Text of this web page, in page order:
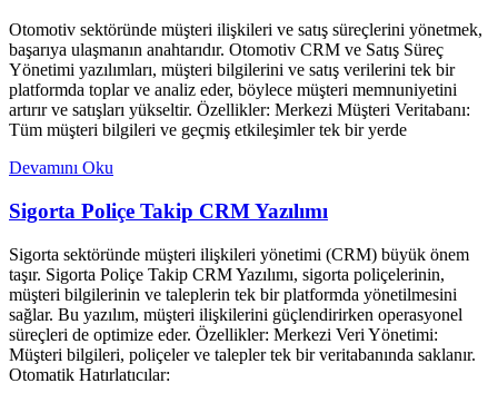
Otomotiv sektöründe müşteri ilişkileri ve satış süreçlerini yönetmek,
başarıya ulaşmanın anahtarıdır. Otomotiv CRM ve Satış Süreç
Yönetimi yazılımları, müşteri bilgilerini ve satış verilerini tek bir
platformda toplar ve analiz eder, böylece müşteri memnuniyetini
artırır ve satışları yükseltir. Özellikler: Merkezi Müşteri Veritabanı:
Tüm müşteri bilgileri ve geçmiş etkileşimler tek bir yerde
Devamını Oku
Sigorta Poliçe Takip CRM Yazılımı
Sigorta sektöründe müşteri ilişkileri yönetimi (CRM) büyük önem
taşır. Sigorta Poliçe Takip CRM Yazılımı, sigorta poliçelerinin,
müşteri bilgilerinin ve taleplerin tek bir platformda yönetilmesini
sağlar. Bu yazılım, müşteri ilişkilerini güçlendirirken operasyonel
süreçleri de optimize eder. Özellikler: Merkezi Veri Yönetimi:
Müşteri bilgileri, poliçeler ve talepler tek bir veritabanında saklanır.
Otomatik Hatırlatıcılar: